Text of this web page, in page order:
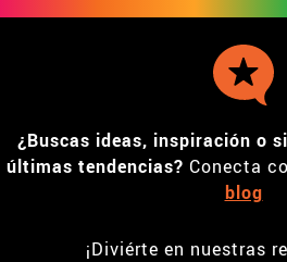
¿Buscas ideas, inspiración o
últimas tendencias? Conecta
blog
¡Diviérte en nuestras